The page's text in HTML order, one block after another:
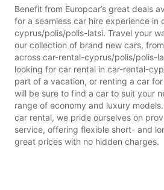
Benefit from Europcar’s great deals
for a seamless car hire experience in
cyprus/polis/polis-latsi. Travel your
our collection of brand new cars,
across car-rental-cyprus/polis/polis-
looking for car rental in car-rental-
part of a vacation, or renting a car
will be sure to find a car to suit your
range of economy and luxury
car rental, we pride ourselves on
service, offering flexible short- and
great prices with no hidden charges.